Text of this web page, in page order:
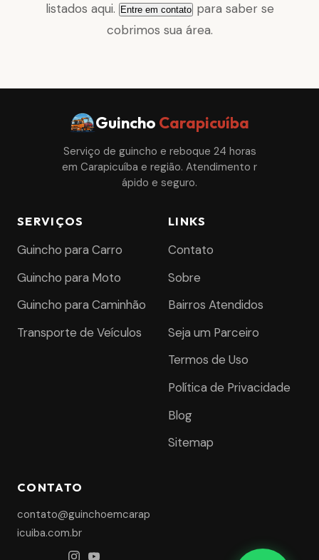
listados aqui.
Entre em contatopara saber se
cobrimos sua área.
Guincho Carapicuíba
Serviço de guincho e reboque 24 horas
em Carapicuíba e região. Atendimento r
ápido e seguro.
SERVIÇOS
Guincho para Carro
Guincho para Moto
Guincho para Caminhão
Transporte de Veículos
LINKS
Contato
Sobre
Bairros Atendidos
Seja um Parceiro
Termos de Uso
Política de Privacidade
Blog
Sitemap
CONTATO
contato@guinchoemcarap
icuiba.com.br